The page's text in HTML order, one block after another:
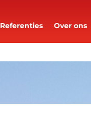
Referenties Over ons